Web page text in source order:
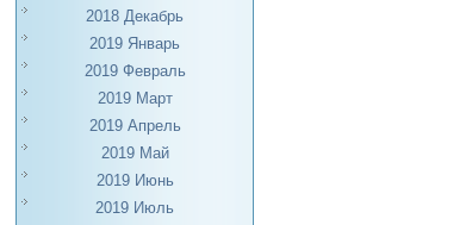
2018 Декабрь
2019 Январь
2019 Февраль
2019 Март
2019 Апрель
2019 Май
2019 Июнь
2019 Июль